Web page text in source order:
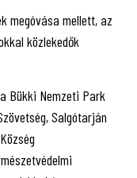
megóvása mellett, az
közlekedők
Bükki Nemzeti Park
Salgótarján